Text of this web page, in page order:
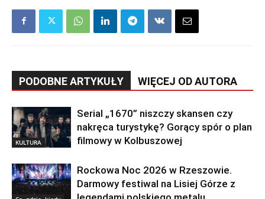
PODOBNE ARTYKUŁY WIĘCEJ OD AUTORA
KULTURA
Serial „1670” niszczy skansen czy
nakręca turystykę? Gorący spór o plan
filmowy w Kolbuszowej
Rockowa Noc 2026 w Rzeszowie.
Darmowy festiwal na Lisiej Górze z